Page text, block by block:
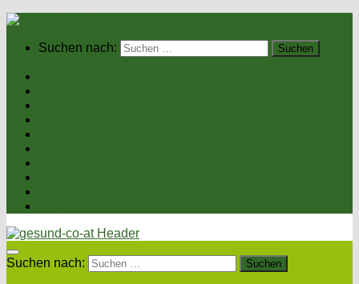
Suchen nach:
Suchen nach: